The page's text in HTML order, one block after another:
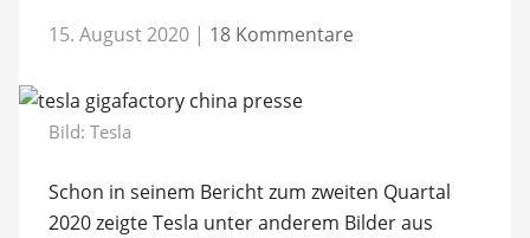
15. August 2020 | 18 Kommentare
Bild: Tesla
Schon in seinem Bericht zum zweiten Quartal
2020 zeigte Tesla unter anderem Bilder aus